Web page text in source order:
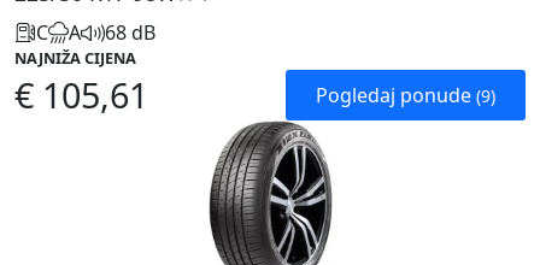
C A 68 dB
NAJNIŽA CIJENA
€ 105,61 Pogledaj ponude (9)